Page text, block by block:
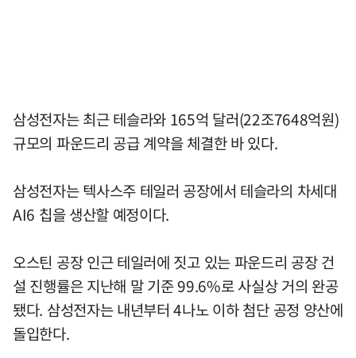
삼성전자는 최근 테슬라와 165억 달러(22조7648억원)
규모의 파운드리 공급 계약을 체결한 바 있다.
삼성전자는 텍사스주 테일러 공장에서 테슬라의 차세대
AI6 칩을 생산할 예정이다.
오스틴 공장 인근 테일러에 짓고 있는 파운드리 공장 건
설 진행률은 지난해 말 기준 99.6%로 사실상 거의 완공
됐다. 삼성전자는 내년부터 4나노 이하 첨단 공정 양산에
돌입한다.